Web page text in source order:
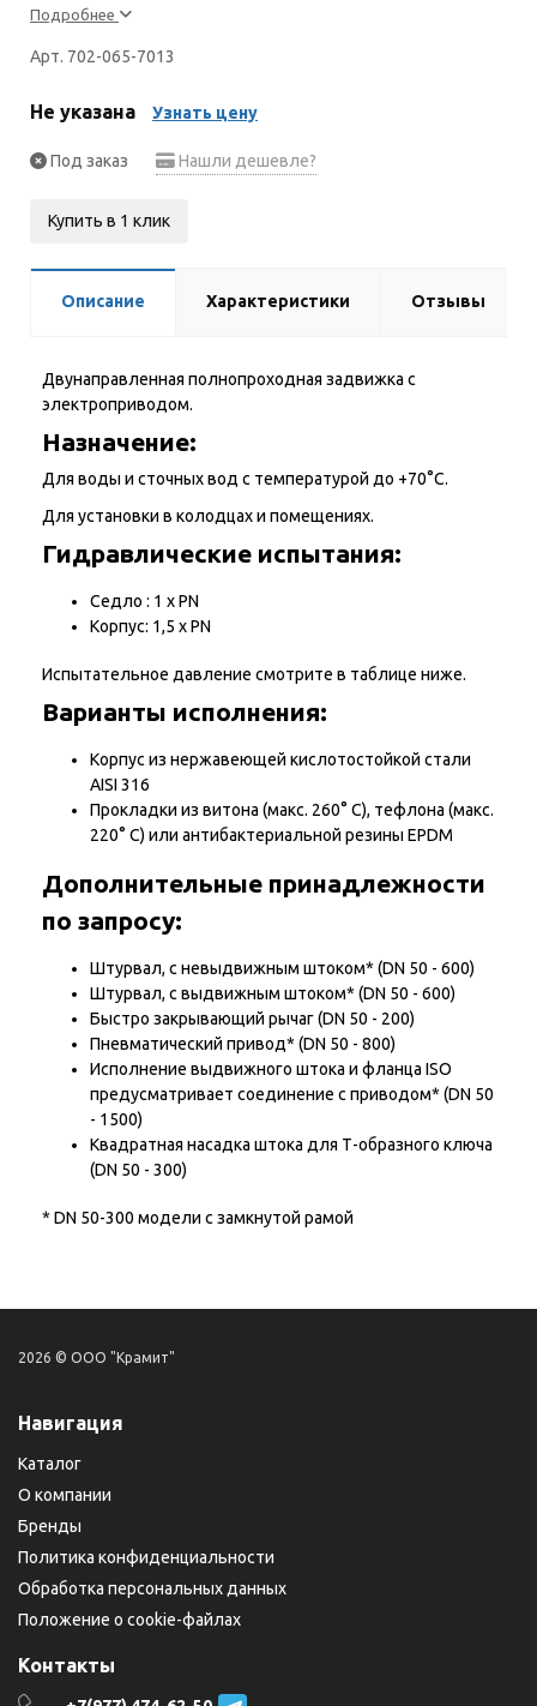
Подробнее
Арт. 702-065-7013
Не указана Узнать цену
Под заказ Нашли дешевле?
Купить в 1 клик
Описание Характеристики Отзывы
Двунаправленная полнопроходная задвижка с
электроприводом.
Назначение:
Для воды и сточных вод с температурой до +70°С.
Для установки в колодцах и помещениях.
Гидравлические испытания:
Седло : 1 х PN
Корпус: 1,5 х PN
Испытательное давление смотрите в таблице ниже.
Варианты исполнения:
Корпус из нержавеющей кислотостойкой стали
AISI 316
Прокладки из витона (макс. 260° С), тефлона (макс.
220° С) или антибактериальной резины EPDM
Дополнительные принадлежности
по запросу:
Штурвал, с невыдвижным штоком* (DN 50 - 600)
Штурвал, с выдвижным штоком* (DN 50 - 600)
Быстро закрывающий рычаг (DN 50 - 200)
Пневматический привод* (DN 50 - 800)
Исполнение выдвижного штока и фланца ISO
предусматривает соединение с приводом* (DN 50
- 1500)
Квадратная насадка штока для Т-образного ключа
(DN 50 - 300)
* DN 50-300 модели с замкнутой рамой
2026 © ООО "Крамит"
Навигация
Каталог
О компании
Бренды
Политика конфиденциальности
Обработка персональных данных
Положение о cookie-файлах
Контакты